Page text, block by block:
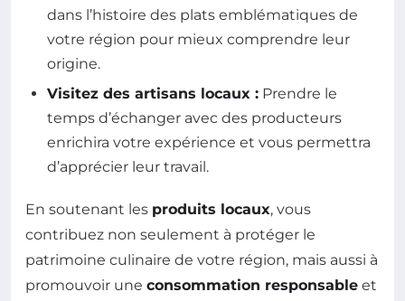
dans l’histoire des plats emblématiques de
votre région pour mieux comprendre leur
origine.
Visitez des artisans locaux : Prendre le
temps d’échanger avec des producteurs
enrichira votre expérience et vous permettra
d’apprécier leur travail.
En soutenant les produits locaux, vous
contribuez non seulement à protéger le
patrimoine culinaire de votre région, mais aussi à
promouvoir une consommation responsable et